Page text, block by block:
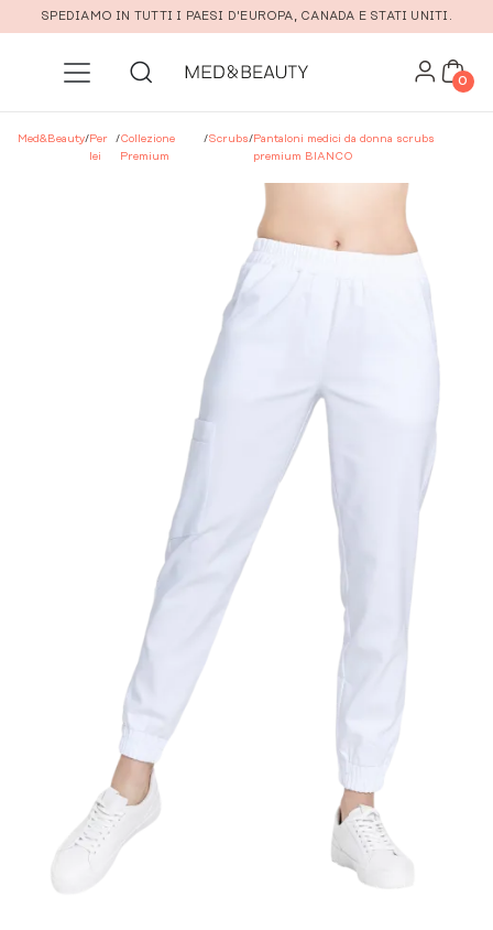
Vai al contenuto principale
SPEDIAMO IN TUTTI I PAESI D'EUROPA, CANADA E STATI UNITI.
0
Med&Beauty/Per
lei
/Collezione
Premium
/Scrubs/Pantaloni medici da donna scrubs
premium BIANCO